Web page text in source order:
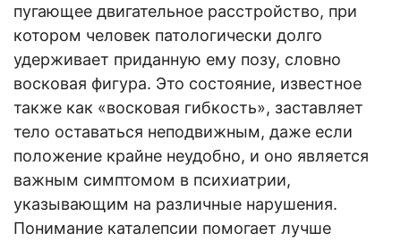
пугающее двигательное расстройство, при
котором человек патологически долго
удерживает приданную ему позу, словно
восковая фигура. Это состояние, известное
также как «восковая гибкость», заставляет
тело оставаться неподвижным, даже если
положение крайне неудобно, и оно является
важным симптомом в психиатрии,
указывающим на различные нарушения.
Понимание каталепсии помогает лучше